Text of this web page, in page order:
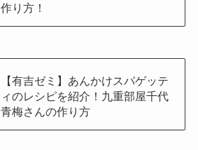
作り方！
【有吉ゼミ】あんかけスパゲッテ
ィのレシピを紹介！九重部屋千代
青梅さんの作り方